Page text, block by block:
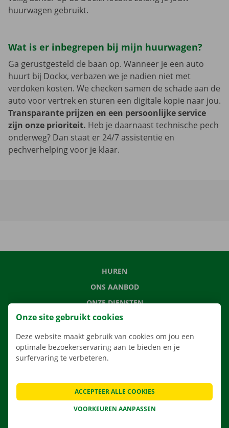
huurwagen gebruikt.
Wat is er inbegrepen bij mijn huurwagen?
Ga gerustgesteld de baan op. Wanneer je een auto
huurt bij Dockx, verbazen we je nadien niet met
verdoken kosten. We checken samen de schade aan de
auto voor vertrek en sturen een digitale kopie naar jou.
Transparante prijzen en een persoonlijke service
zijn onze prioriteit. Heb je daarnaast technische pech
onderweg? Dan staat er 24/7 assistentie en
pechverhelping voor je klaar.
HUREN
ONS AANBOD
ONZE DIENSTEN
LOCATIES
APP
VERHUISOPLOSSINGEN
CONTACTEER ONS
VEELGESTELDE VRAGEN
Onze site gebruikt cookies
Deze website maakt gebruik van cookies om jou een
optimale bezoekerservaring aan te bieden en je
surfervaring te verbeteren.
VOORKEUREN AANPASSEN
ACCEPTEER ALLE COOKIES